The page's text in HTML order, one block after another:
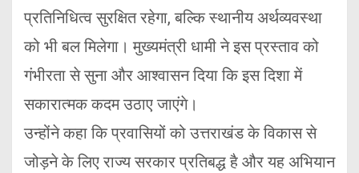
प्रतिनिधित्व सुरक्षित रहेगा, बल्कि स्थानीय अर्थव्यवस्था
को भी बल मिलेगा। मुख्यमंत्री धामी ने इस प्रस्ताव को
गंभीरता से सुना और आश्वासन दिया कि इस दिशा में
सकारात्मक कदम उठाए जाएंगे।
उन्होंने कहा कि प्रवासियों को उत्तराखंड के विकास से
जोड़ने के लिए राज्य सरकार प्रतिबद्ध है और यह अभियान